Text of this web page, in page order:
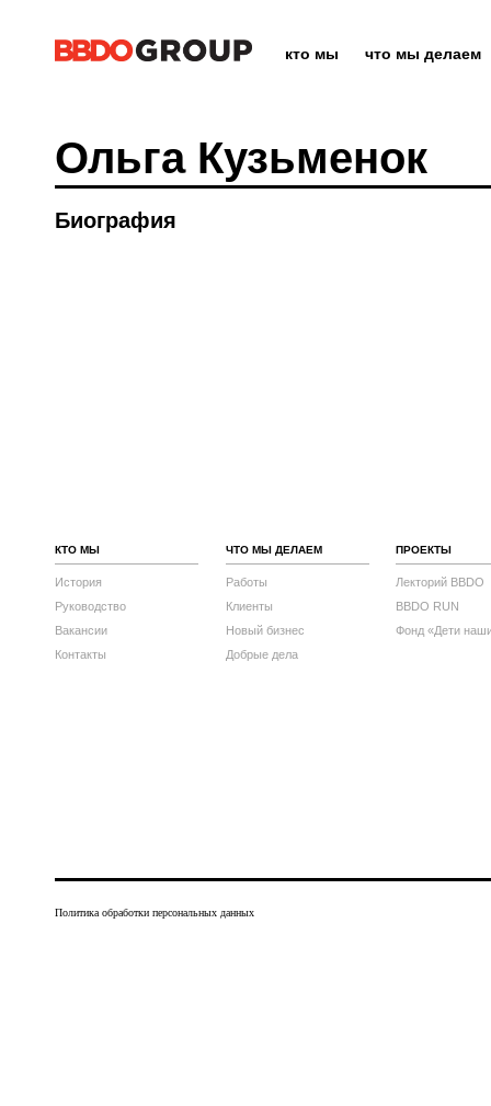
кто мы что мы делаем
Ольга Кузьменок
Биография
КТО МЫ
История
Руководство
Вакансии
Контакты
ЧТО МЫ ДЕЛАЕМ
Работы
Клиенты
Новый бизнес
Добрые дела
ПРОЕКТЫ
Лекторий BBDO
BBDO RUN
Фонд «Дети
Политика обработки персональных данных